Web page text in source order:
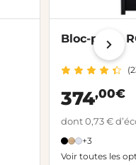
Bloc-porte
374,00€
dont 0,73 €
+3
Voir toutes les